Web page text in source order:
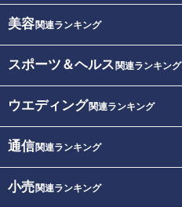
美容関連ランキング
スポーツ＆ヘルス 関連ランキング
ウエディング関連ランキング
通信関連ランキング
小売関連ランキング